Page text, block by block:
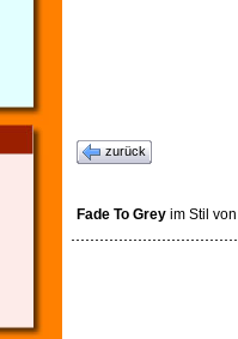
zurück
Fade To Grey im Stil